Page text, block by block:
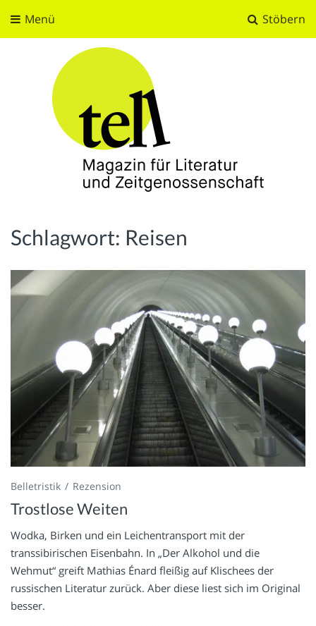
Stöbern
Menü
Schlagwort: Reisen
Belletristik Rezension
Trostlose Weiten
Wodka, Birken und ein Leichentransport mit der
transsibirischen Eisenbahn. In „Der Alkohol und die
Wehmut“ greift Mathias Énard fleißig auf Klischees der
russischen Literatur zurück. Aber diese liest sich im Original
besser.